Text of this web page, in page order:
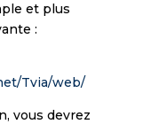
et plus
:
Tvia/web/
vous devrez